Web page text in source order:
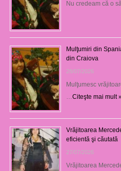
Nu credeam că o
Mulţumiri din
din Craiova
28/07/2026
Mulţumesc
Citeşte mai mult
Vrăjitoarea
eficientă şi căutată
27/07/2026
Vrăjitoarea